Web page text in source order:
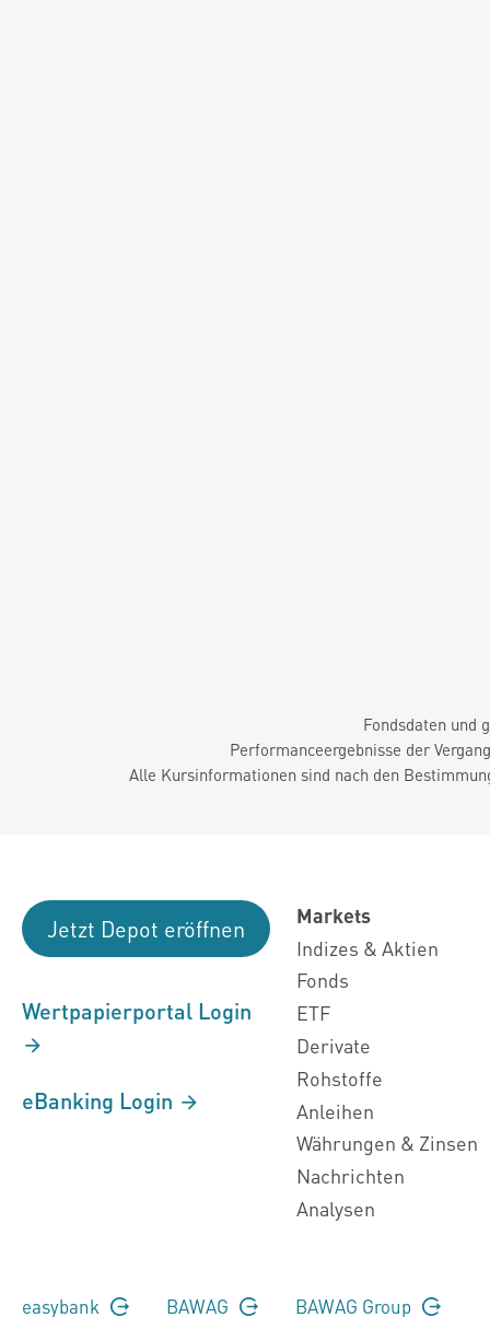
Fondsdaten und
Performanceergebnisse der
Alle Kursinformationen sind nach den
Jetzt Depot eröffnen
Wertpapierportal Login
eBanking Login
Markets
Indizes & Aktien
Fonds
ETF
Derivate
Rohstoffe
Anleihen
Währungen & Zinsen
Nachrichten
Analysen
easybank BAWAG BAWAG Group